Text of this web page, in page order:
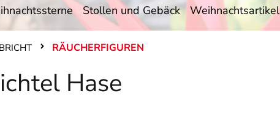
Stollen und Gebäck Weihnachtsartikel
RÄUCHERFIGUREN
Hase